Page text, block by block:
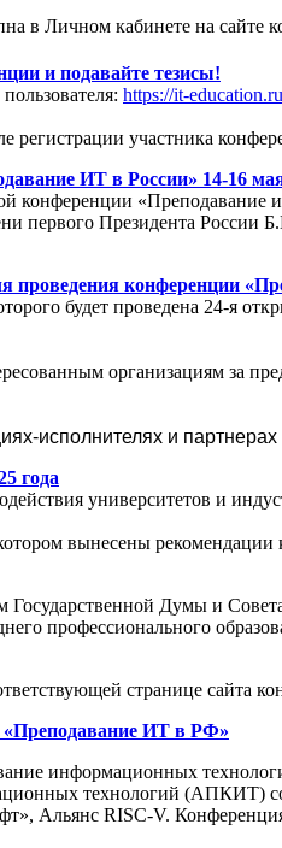
в Личном кабинете на сайте
и подавайте тезисы!
https://it-
регистрации участника
ИТ в России» 14-16
конференции
первого Президента
проведения конференции
будет проведена 24-я
организациям за
исполнителях и
года
университетов и
вынесены рекомендации
Думы и
профессионального
странице сайта
ИТ в РФ»
информационных
технологий (АПКИТ)
Альянс RISC-V.